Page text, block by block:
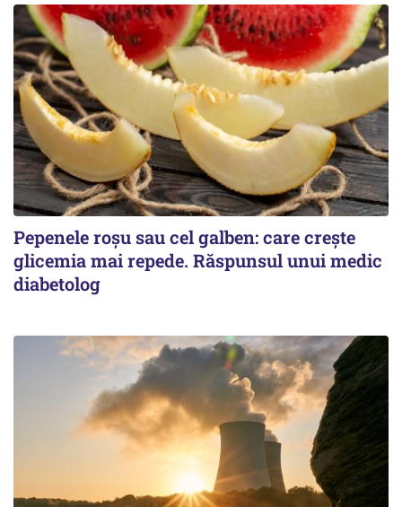
Pepenele roșu sau cel galben: care crește
glicemia mai repede. Răspunsul unui medic
diabetolog